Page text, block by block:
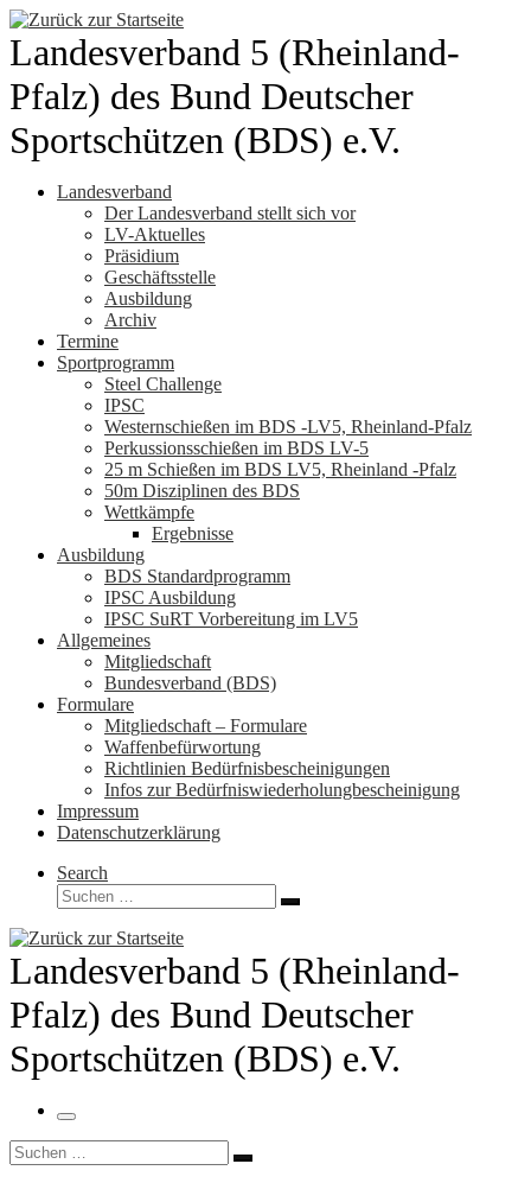
Zum
Inhalt
springen
Landesverband 5 (Rheinland-
Pfalz) des Bund Deutscher
Sportschützen (BDS) e.V.
Landesverband
Der Landesverband stellt sich vor
LV-Aktuelles
Präsidium
Geschäftsstelle
Ausbildung
Archiv
Termine
Sportprogramm
Steel Challenge
IPSC
Westernschießen im BDS -LV5, Rheinland-Pfalz
Perkussionsschießen im BDS LV-5
25 m Schießen im BDS LV5, Rheinland -Pfalz
50m Disziplinen des BDS
Wettkämpfe
Ergebnisse
Ausbildung
BDS Standardprogramm
IPSC Ausbildung
IPSC SuRT Vorbereitung im LV5
Allgemeines
Mitgliedschaft
Bundesverband (BDS)
Formulare
Mitgliedschaft – Formulare
Waffenbefürwortung
Richtlinien Bedürfnisbescheinigungen
Infos zur Bedürfniswiederholungbescheinigung
Impressum
Datenschutzerklärung
Search
Suche
Suchen …
Landesverband 5 (Rheinland-
Pfalz) des Bund Deutscher
Sportschützen (BDS) e.V.
Menü
Suche
Suchen …